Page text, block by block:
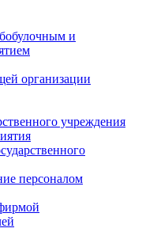
и
организации
учреждения
персоналом